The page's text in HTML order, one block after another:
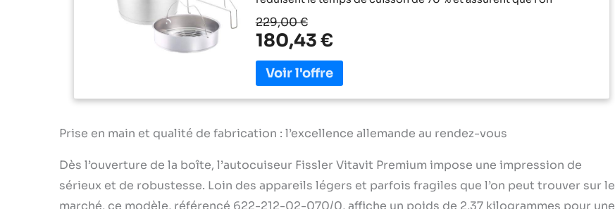
conserve jusqu’à 90 % des vitamines comme la vitamine C 4
NIVEAUX DE CUISSON : ceux-ci assurent une cuisson à point,
qu’elle soit douce ou rapide L’autocuiseur compatible avec
l’induction est doté d’une surface de cuisson des grillades
Novogrill, idéale pour saisir l’aliment avec effet grillé SÉCURITɠ: la
fonction de lâcher de vapeur placée sur la couronne et sur la
poignée permet de réduire simplement la pression selon les
verrouillage, qui passe du rouge au vert et s’enclenche en faisant
POUR TOUT TYPE DE FEU : le fond tous feux Cookstar rend
électrique, vitrocéramique et à induction Contenu de la livraison : 1
autocuiseur Vitavit Premium avec couvercle métallique 18 cm Ø, 2,5
229,00 €
180,43 €
Prise en main et qualité de fabrication : l’excellence allemande au rendez-vous
Dès l’ouverture de la boîte, l’autocuiseur Fissler Vitavit Premium impose une impression de
sérieux et de robustesse. Loin des appareils légers et parfois fragiles que l’on peut trouver sur le